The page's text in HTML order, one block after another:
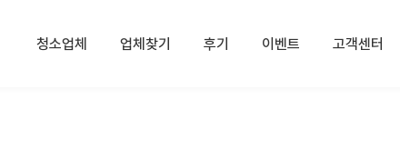
청소업체 업체찾기 후기 이벤트 고객센터